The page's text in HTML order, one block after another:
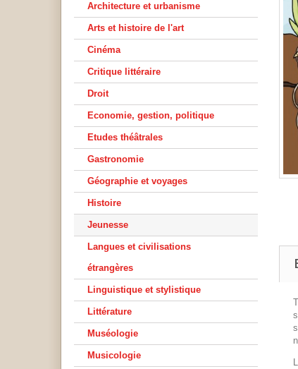
Architecture et urbanisme
Arts et histoire de l'art
Cinéma
Critique littéraire
Droit
Economie, gestion, politique
Etudes théâtrales
Gastronomie
Géographie et voyages
Histoire
Jeunesse
Langues et civilisations
étrangères
Linguistique et stylistique
Littérature
Muséologie
Musicologie